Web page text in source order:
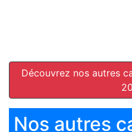
Découvrez nos autres
Nos autres